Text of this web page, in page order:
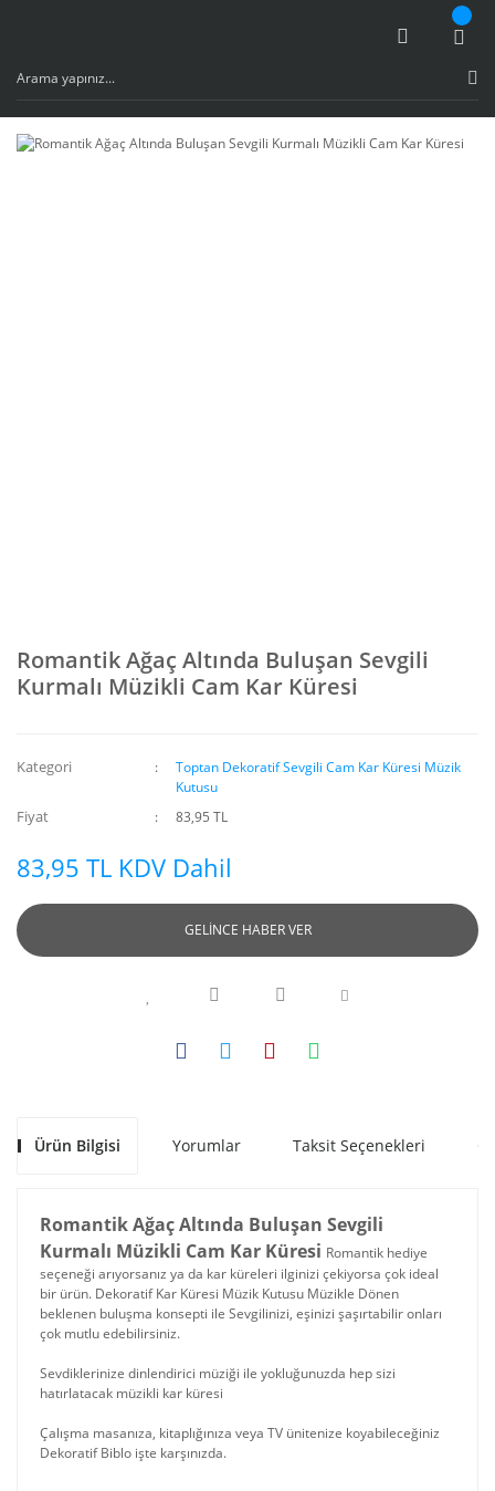
Romantik Ağaç Altında Buluşan Sevgili
Kurmalı Müzikli Cam Kar Küresi
Kategori
Toptan Dekoratif Sevgili Cam Kar Küresi Müzik
Kutusu
Fiyat 83,95 TL
83,95 TL KDV Dahil
GELİNCE HABER VER
Ürün Bilgisi Yorumlar Taksit Seçenekleri
Romantik Ağaç Altında Buluşan Sevgili
Kurmalı Müzikli Cam Kar Küresi Romantik hediye
seçeneği arıyorsanız ya da kar küreleri ilginizi çekiyorsa çok ideal
bir ürün. Dekoratif Kar Küresi Müzik Kutusu Müzikle Dönen
beklenen buluşma konsepti ile Sevgilinizi, eşinizi şaşırtabilir onları
çok mutlu edebilirsiniz.
Sevdiklerinize dinlendirici müziği ile yokluğunuzda hep sizi
hatırlatacak müzikli kar küresi
Çalışma masanıza, kitaplığınıza veya TV ünitenize koyabileceğiniz
Dekoratif Biblo işte karşınızda.